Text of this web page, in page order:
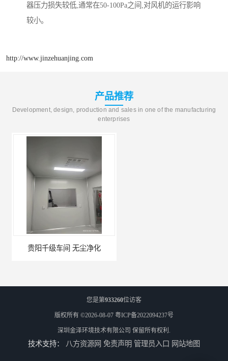
器压力损失较低,通常在50-100Pa之间,对风机的运行影响
较小。
http://www.jinzehuanjing.com
产品推荐
Development, design, production and sales in one of the manufacturing
enterprises
贵阳千级车间 无尘净化
您是第933260位访客
版权所有 ©2026-08-07 粤ICP备2022094237号
深圳金泽环境技术有限公司 保留所有权利.
技术支持： 八方资源网 免责声明 管理员入口 网站地图